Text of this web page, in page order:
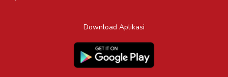
Download Aplikasi